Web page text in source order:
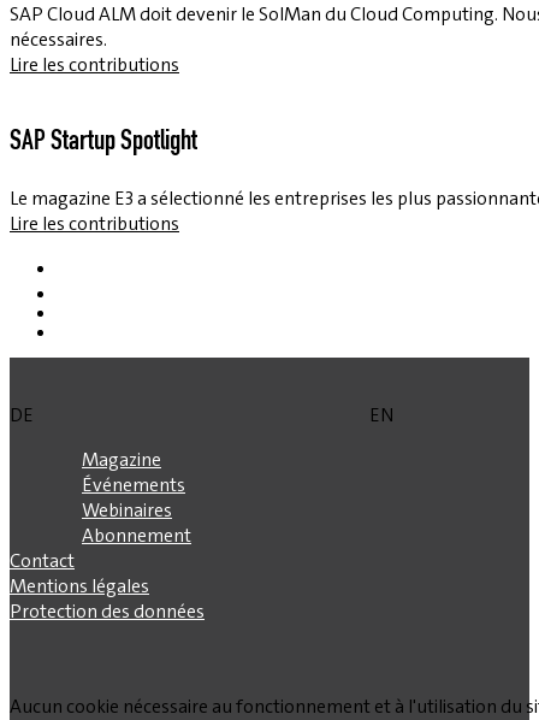
SAP Cloud ALM doit devenir le SolMan du Cloud Computing.
nécessaires.
Lire les contributions
SAP Startup Spotlight
Le magazine E3 a sélectionné les entreprises les plus
Lire les contributions
DE
EN
Magazine
Événements
Webinaires
Abonnement
Contact
Mentions légales
Protection des données
Aucun cookie nécessaire au fonctionnement et à l'utilisation du